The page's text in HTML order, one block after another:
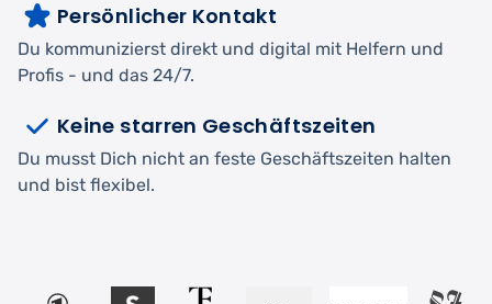
Persönlicher Kontakt
Du kommunizierst direkt und digital mit Helfern und
Profis - und das 24/7.
Keine starren Geschäftszeiten
Du musst Dich nicht an feste Geschäftszeiten halten
und bist flexibel.